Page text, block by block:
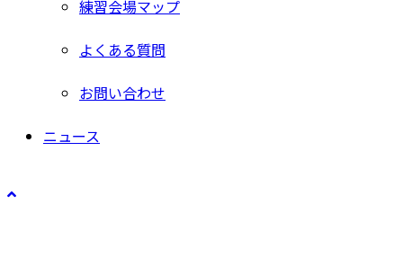
練習会場マップ
よくある質問
お問い合わせ
ニュース